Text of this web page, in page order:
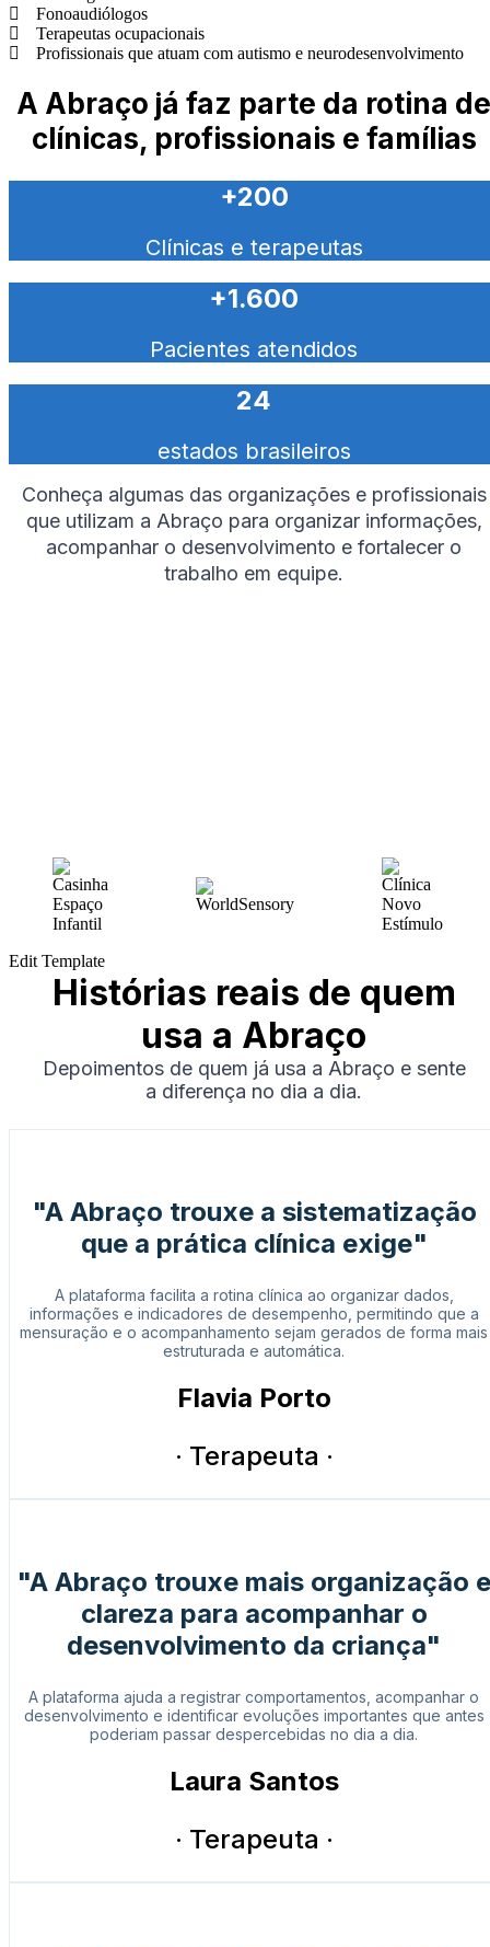
Fonoaudiólogos
Terapeutas ocupacionais
Profissionais que atuam com autismo e neurodesenvolvimento
A Abraço já faz parte da rotina de
clínicas, profissionais e famílias
+200
Clínicas e terapeutas
+1.600
Pacientes atendidos
24
estados brasileiros
Conheça algumas das organizações e profissionais
que utilizam a Abraço para organizar informações,
acompanhar o desenvolvimento e fortalecer o
trabalho em equipe.
Edit Template
Histórias reais de quem
usa a Abraço
Depoimentos de quem já usa a Abraço e sente
a diferença no dia a dia.
"A Abraço trouxe a sistematização
que a prática clínica exige"
A plataforma facilita a rotina clínica ao organizar dados,
informações e indicadores de desempenho, permitindo que a
mensuração e o acompanhamento sejam gerados de forma mais
estruturada e automática.
Flavia Porto
· Terapeuta ·
"A Abraço trouxe mais organização e
clareza para acompanhar o
desenvolvimento da criança"
A plataforma ajuda a registrar comportamentos, acompanhar o
desenvolvimento e identificar evoluções importantes que antes
poderiam passar despercebidas no dia a dia.
Laura Santos
· Terapeuta ·